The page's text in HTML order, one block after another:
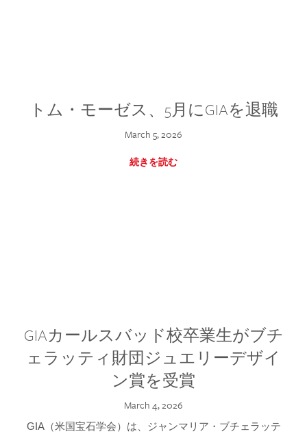
トム・モーゼス、5月にGIAを退職
March 5, 2026
続きを読む
GIAカールスバッド校卒業生がブチ
ェラッティ財団ジュエリーデザイ
ン賞を受賞
March 4, 2026
GIA（米国宝石学会）は、ジャンマリア・ブチェラッテ